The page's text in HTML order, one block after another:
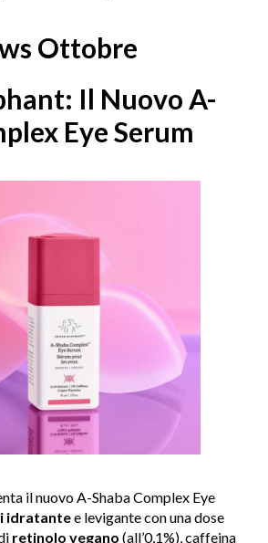
Ottobre
Il Nuovo A-
Eye Serum
il nuovo A-Shaba Complex Eye
idratantee levigante con una dose
retinolo vegano (all’0,1%), caffeina